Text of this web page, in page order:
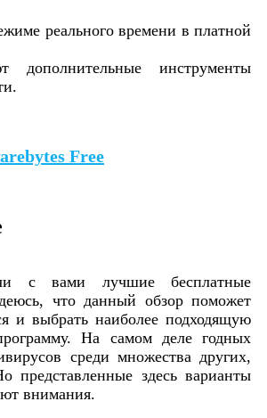
реального времени в платной
дополнительные инструменты
Free
с вами лучшие бесплатные
что данный обзор поможет
и выбрать наиболее подходящую
На самом деле годных
среди множества других,
представленные здесь варианты
внимания.